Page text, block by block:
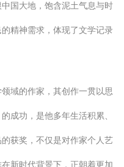
国大地，饱含泥土气息与时
精神需求，体现了文学记录
域的作家，其创作一贯以思
成功，是他多年生活积累、
获奖，不仅是对作家个人艺
新时代背景下，正朝着更加